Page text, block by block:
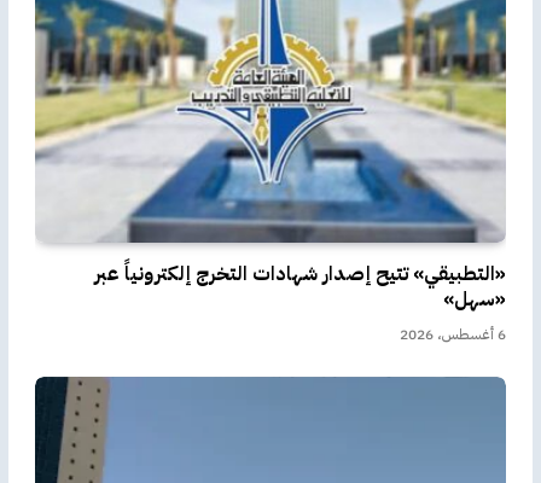
«التطبيقي» تتيح إصدار شهادات التخرج إلكترونياً عبر
«سهل»
6 أغسطس، 2026